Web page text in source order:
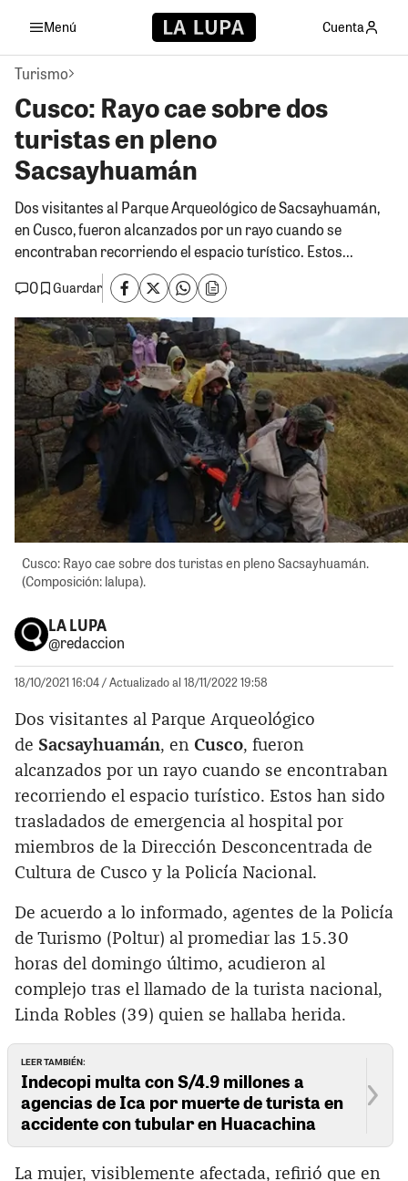
Menú Cuenta
Turismo
Cusco: Rayo cae sobre dos
turistas en pleno
Sacsayhuamán
Dos visitantes al Parque Arqueológico de Sacsayhuamán,
en Cusco, fueron alcanzados por un rayo cuando se
encontraban recorriendo el espacio turístico. Estos...
0
Guardar
Cusco: Rayo cae sobre dos turistas en pleno Sacsayhuamán.
(Composición: lalupa).
LA LUPA
@redaccion
18/10/2021 16:04/ Actualizado al 18/11/2022 19:58
Dos visitantes al Parque Arqueológico
de Sacsayhuamán, en Cusco, fueron
alcanzados por un rayo cuando se encontraban
recorriendo el espacio turístico. Estos han sido
trasladados de emergencia al hospital por
miembros de la Dirección Desconcentrada de
Cultura de Cusco y la Policía Nacional.
De acuerdo a lo informado, agentes de la Policía
de Turismo (Poltur) al promediar las 15.30
horas del domingo último, acudieron al
complejo tras el llamado de la turista nacional,
Linda Robles (39) quien se hallaba herida.
LEER TAMBIÉN:
Indecopi multa con S/4.9 millones a
agencias de Ica por muerte de turista en
accidente con tubular en Huacachina
La mujer, visiblemente afectada, refirió que en